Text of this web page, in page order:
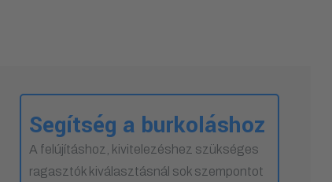
Segítség a burkoláshoz
A felújításhoz, kivitelezéshez szükséges
ragasztók kiválasztásnál sok szempontot